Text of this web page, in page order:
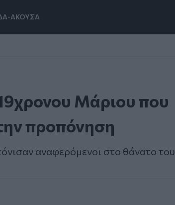
ΑΚΟΥΣΑ
19χρονου Μάριου που
προπόνηση
αναφερόμενοι στο θάνατο του